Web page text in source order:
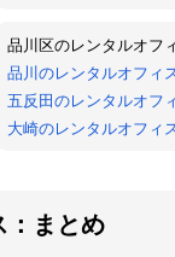
品川区のレンタルオフ
品川のレンタルオフィ
五反田のレンタルオフ
大崎のレンタルオフィ
：まとめ